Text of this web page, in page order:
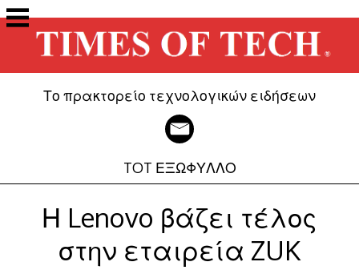
Μετάβαση
στο
περιεχόμενο
Το πρακτορείο τεχνολογικών ειδήσεων
TOT ΕΞΩΦΥΛΛΟ
Η Lenovo βάζει τέλος
στην εταιρεία ZUK